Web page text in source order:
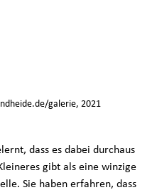
galerie, 2021
dass es dabei durchaus
gibt als eine winzige
Sie haben erfahren, dass